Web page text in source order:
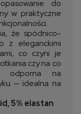
do
w praktyczne
że spódnico-
z eleganckimi
co czyni je
czy na co
odporna na
— idealna na
5% elastan